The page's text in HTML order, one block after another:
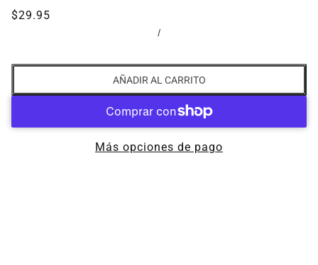
$29.95
/
AÑADIR AL CARRITO
Más opciones de pago